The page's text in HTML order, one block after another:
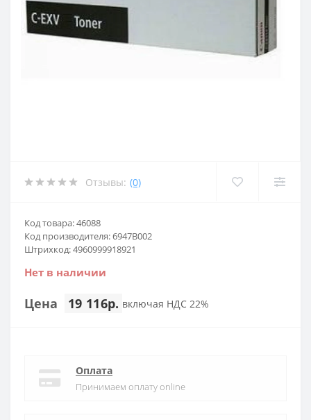
Отзывы: (0)
Код товара: 46088
Код производителя: 6947B002
Штрихкод: 4960999918921
Нет в наличии
Цена 19 116р. включая НДС 22%
Оплата
Принимаем оплату online